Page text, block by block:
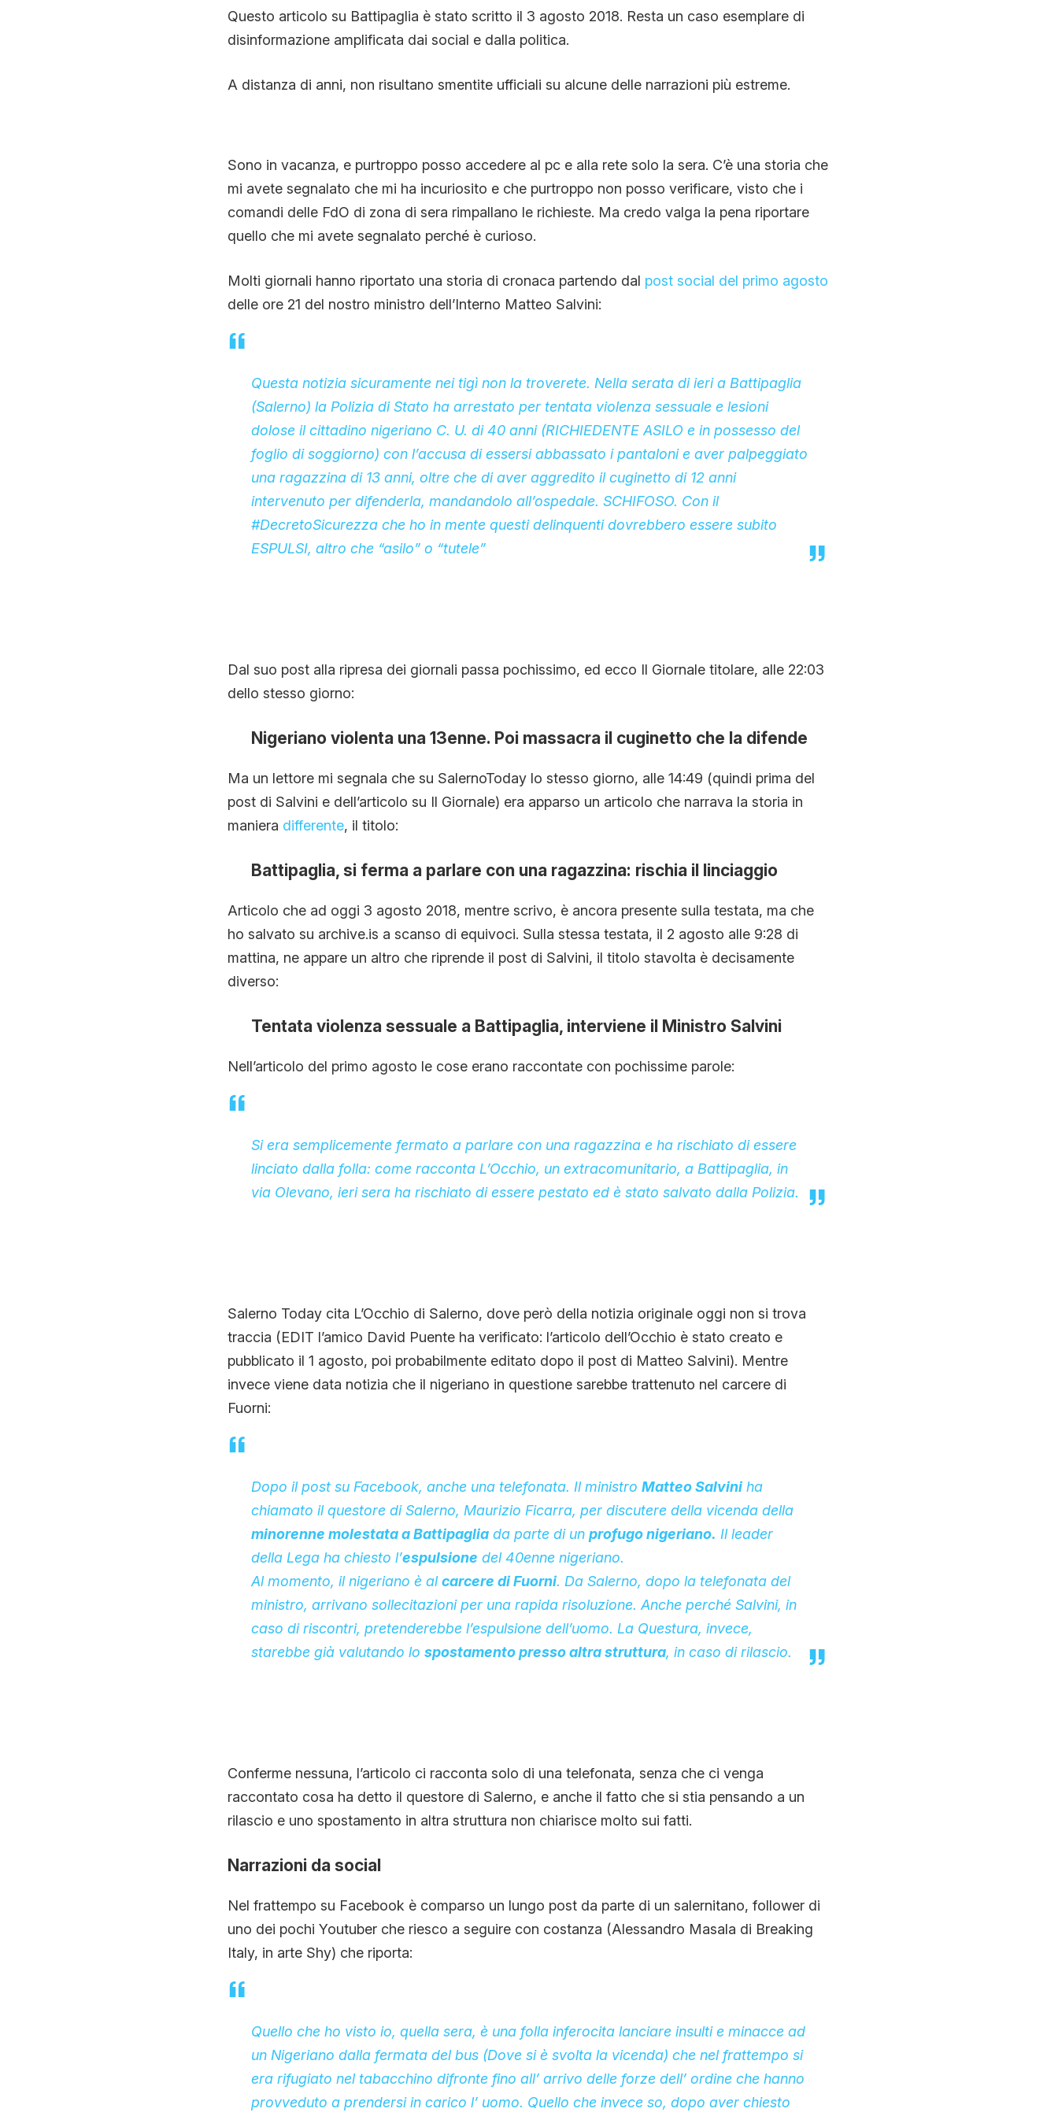
CONTATTI
CHI SIAMO
Questo articolo su Battipaglia è stato scritto il 3 agosto 2018. Resta un caso esemplare di
disinformazione amplificata dai social e dalla politica.
A distanza di anni, non risultano smentite ufficiali su alcune delle narrazioni più estreme.
Sono in vacanza, e purtroppo posso accedere al pc e alla rete solo la sera. C’è una storia che
mi avete segnalato che mi ha incuriosito e che purtroppo non posso verificare, visto che i
comandi delle FdO di zona di sera rimpallano le richieste. Ma credo valga la pena riportare
quello che mi avete segnalato perché è curioso.
Molti giornali hanno riportato una storia di cronaca partendo dal post social del primo agosto
delle ore 21 del nostro ministro dell’Interno Matteo Salvini:
Questa notizia sicuramente nei tigì non la troverete. Nella serata di ieri a Battipaglia
(Salerno) la Polizia di Stato ha arrestato per tentata violenza sessuale e lesioni
dolose il cittadino nigeriano C. U. di 40 anni (RICHIEDENTE ASILO e in possesso del
foglio di soggiorno) con l’accusa di essersi abbassato i pantaloni e aver palpeggiato
una ragazzina di 13 anni, oltre che di aver aggredito il cuginetto di 12 anni
intervenuto per difenderla, mandandolo all’ospedale. SCHIFOSO. Con il
#DecretoSicurezza che ho in mente questi delinquenti dovrebbero essere subito
ESPULSI, altro che “asilo” o “tutele”
Dal suo post alla ripresa dei giornali passa pochissimo, ed ecco Il Giornale titolare, alle 22:03
dello stesso giorno:
Nigeriano violenta una 13enne. Poi massacra il cuginetto che la difende
Ma un lettore mi segnala che su SalernoToday lo stesso giorno, alle 14:49 (quindi prima del
post di Salvini e dell’articolo su Il Giornale) era apparso un articolo che narrava la storia in
maniera differente, il titolo:
Battipaglia, si ferma a parlare con una ragazzina: rischia il linciaggio
Articolo che ad oggi 3 agosto 2018, mentre scrivo, è ancora presente sulla testata, ma che
ho salvato su archive.is a scanso di equivoci. Sulla stessa testata, il 2 agosto alle 9:28 di
mattina, ne appare un altro che riprende il post di Salvini, il titolo stavolta è decisamente
diverso:
Tentata violenza sessuale a Battipaglia, interviene il Ministro Salvini
Nell’articolo del primo agosto le cose erano raccontate con pochissime parole:
Si era semplicemente fermato a parlare con una ragazzina e ha rischiato di essere
linciato dalla folla: come racconta L’Occhio, un extracomunitario, a Battipaglia, in
via Olevano, ieri sera ha rischiato di essere pestato ed è stato salvato dalla Polizia.
Salerno Today cita L’Occhio di Salerno, dove però della notizia originale oggi non si trova
traccia (EDIT l’amico David Puente ha verificato: l’articolo dell’Occhio è stato creato e
pubblicato il 1 agosto, poi probabilmente editato dopo il post di Matteo Salvini). Mentre
invece viene data notizia che il nigeriano in questione sarebbe trattenuto nel carcere di
Fuorni:
Dopo ilpost su Facebook, anche una telefonata. Il ministro Matteo Salviniha
chiamato il questore di Salerno, Maurizio Ficarra, per discutere della vicenda della
minorenne molestata a Battipagliada parte di un profugo nigeriano. Il leader
della Lega ha chiesto l’espulsione del 40enne nigeriano.
Al momento, il nigeriano è alcarcere di Fuorni. Da Salerno, dopo la telefonata del
ministro, arrivano sollecitazioni per una rapida risoluzione. Anche perché Salvini, in
caso di riscontri, pretenderebbe l’espulsione dell’uomo. La Questura, invece,
starebbe già valutando lo spostamento presso altra struttura, in caso di rilascio.
Conferme nessuna, l’articolo ci racconta solo di una telefonata, senza che ci venga
raccontato cosa ha detto il questore di Salerno, e anche il fatto che si stia pensando a un
rilascio e uno spostamento in altra struttura non chiarisce molto sui fatti.
Narrazioni da social
Nel frattempo su Facebook è comparso un lungo post da parte di un salernitano, follower di
uno dei pochi Youtuber che riesco a seguire con costanza (Alessandro Masala di Breaking
Italy, in arte Shy) che riporta:
Quello che ho visto io, quella sera, è una folla inferocita lanciare insulti e minacce ad
un Nigeriano dalla fermata del bus (Dove si è svolta la vicenda) che nel frattempo si
era rifugiato nel tabacchino difronte fino all’ arrivo delle forze dell’ ordine che hanno
provveduto a prendersi in carico l’ uomo. Quello che invece so, dopo aver chiesto